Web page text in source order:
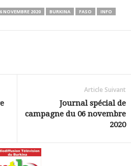
NOVEMBRE 2020 BURKINA FASO
INFO
Article Suivant
Journal spécial de
campagne du 06 novembre
2020